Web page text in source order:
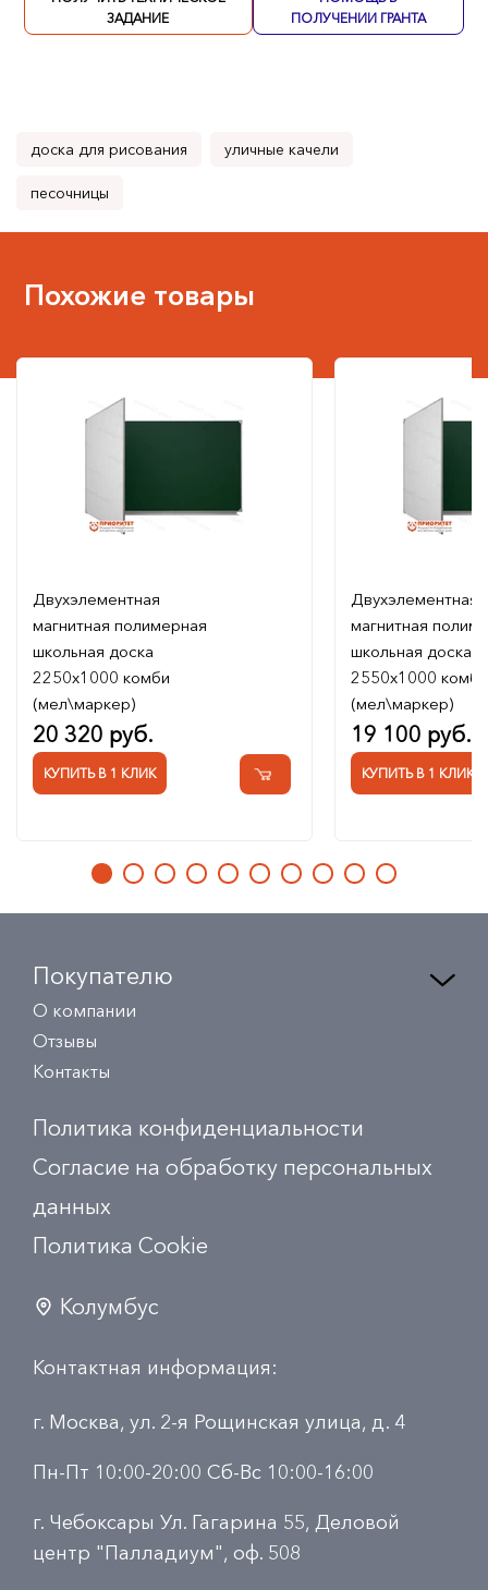
ЗАДАНИЕ
ПОЛУЧЕНИИ ГРАНТА
доска для рисования уличные качели
песочницы
Похожие товары
Двухэлементная
магнитная полимерная
школьная доска
2250х1000 комби
(мел\маркер)
20 320 руб.
КУПИТЬ В 1 КЛИК
Двухэлементная
магнитная
школьная доска
2550х1000 комби
(мел\маркер)
19 100 руб.
КУПИТЬ В 1 КЛИК
Покупателю
О компании
Отзывы
Контакты
Политика конфиденциальности
Согласие на обработку персональных
данных
Политика Сookie
Колумбус
Контактная информация:
г. Москва, ул. 2-я Рощинская улица, д. 4
Пн-Пт 10:00-20:00 Сб-Вс 10:00-16:00
г. Чебоксары Ул. Гагарина 55, Деловой
центр "Палладиум", оф. 508